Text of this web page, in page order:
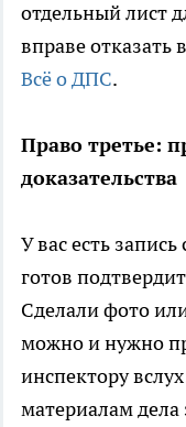
отдельный лист
вправе отказать
Всё о ДПС.
Право третье:
доказательства
У вас есть
готов
Сделали фото
можно и нужно
инспектору
материалам дела